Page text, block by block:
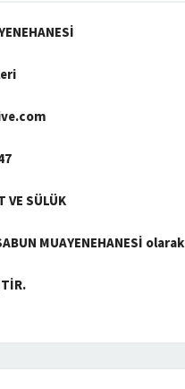
VE SÜLÜK
MUAYENEHANESİ olarak